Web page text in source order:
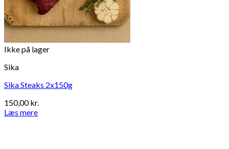
Ikke på lager
Sika
Sika Steaks 2x150g
150,00kr.
Læs mere